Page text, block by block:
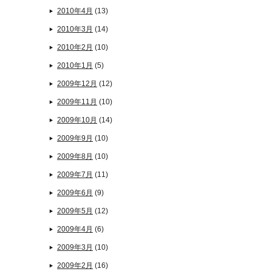
2010年4月 (13)
2010年3月 (14)
2010年2月 (10)
2010年1月 (5)
2009年12月 (12)
2009年11月 (10)
2009年10月 (14)
2009年9月 (10)
2009年8月 (10)
2009年7月 (11)
2009年6月 (9)
2009年5月 (12)
2009年4月 (6)
2009年3月 (10)
2009年2月 (16)